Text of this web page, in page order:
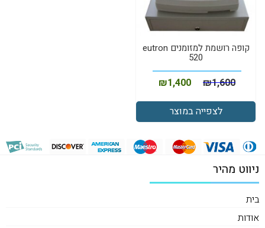
קופה רושמת למזומנים eutron
520
₪1,600
₪1,400
לצפייה במוצר
ניווט מהיר
בית
אודות